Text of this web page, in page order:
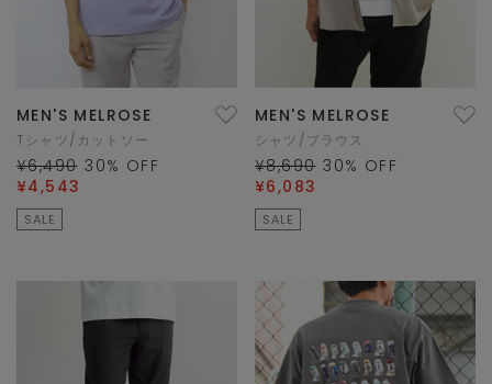
MEN'S MELROSE
Tシャツ/カットソー
¥6,490 30% OFF
¥4,543
SALE
MEN'S MELROSE
シャツ/ブラウス
¥8,690 30% OFF
¥6,083
SALE